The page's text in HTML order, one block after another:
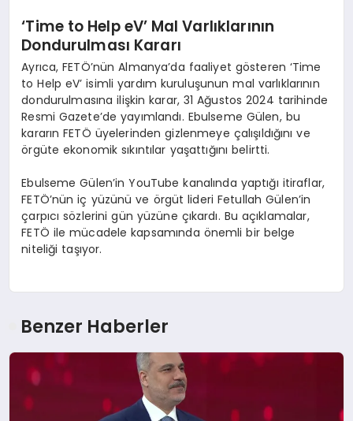
‘Time to Help eV’ Mal Varlıklarının
Dondurulması Kararı
Ayrıca, FETÖ’nün Almanya’da faaliyet gösteren ‘Time
to Help eV’ isimli yardım kuruluşunun mal varlıklarının
dondurulmasına ilişkin karar, 31 Ağustos 2024 tarihinde
Resmi Gazete’de yayımlandı. Ebulseme Gülen, bu
kararın FETÖ üyelerinden gizlenmeye çalışıldığını ve
örgüte ekonomik sıkıntılar yaşattığını belirtti.
Ebulseme Gülen’in YouTube kanalında yaptığı itiraflar,
FETÖ’nün iç yüzünü ve örgüt lideri Fetullah Gülen’in
çarpıcı sözlerini gün yüzüne çıkardı. Bu açıklamalar,
FETÖ ile mücadele kapsamında önemli bir belge
niteliği taşıyor.
Benzer Haberler